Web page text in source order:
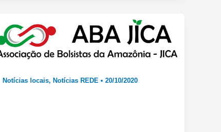
Notícias locais, Notícias REDE •20/10/2020